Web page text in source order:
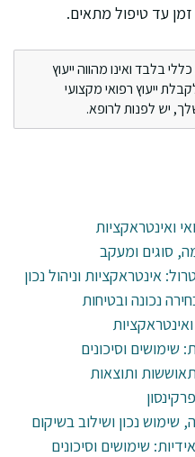
עד טיפול מתאים.
בלבד ואינו מהווה ייעוץ
ייעוץ רפואי מקצועי
יש לפנות לרופא.
ואינטראקציות
סוגים ומעקב
אינטראקציות וניהול נכון
נכונה ובטיחות
שימושים וסיכונים
ותוצאות
נכון ושילוב בשיקום
שימושים וסיכונים